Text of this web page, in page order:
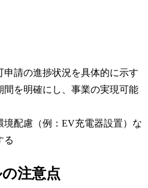
申請の進捗状況を具体的に示す
間を明確にし、事業の実現可能
境配慮（例：EV充電器設置）な
る
注意点